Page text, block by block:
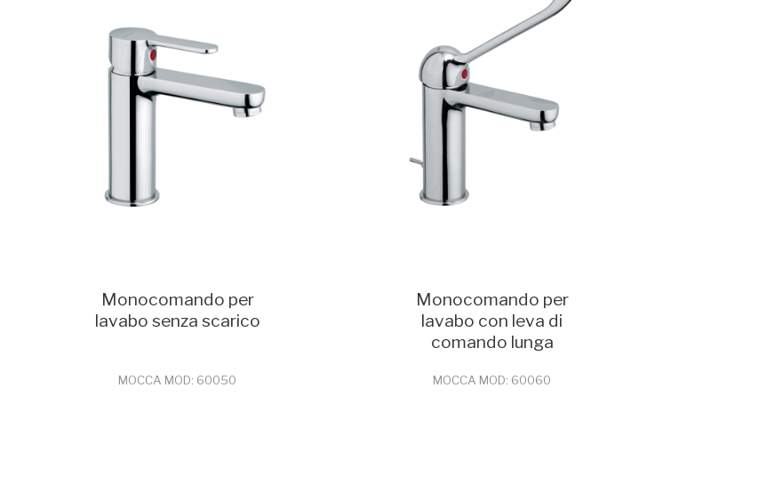
Monocomando per
lavabo senza scarico
MOCCA MOD: 60050
Monocomando per
lavabo con leva di
comando lunga
MOCCA MOD: 60060